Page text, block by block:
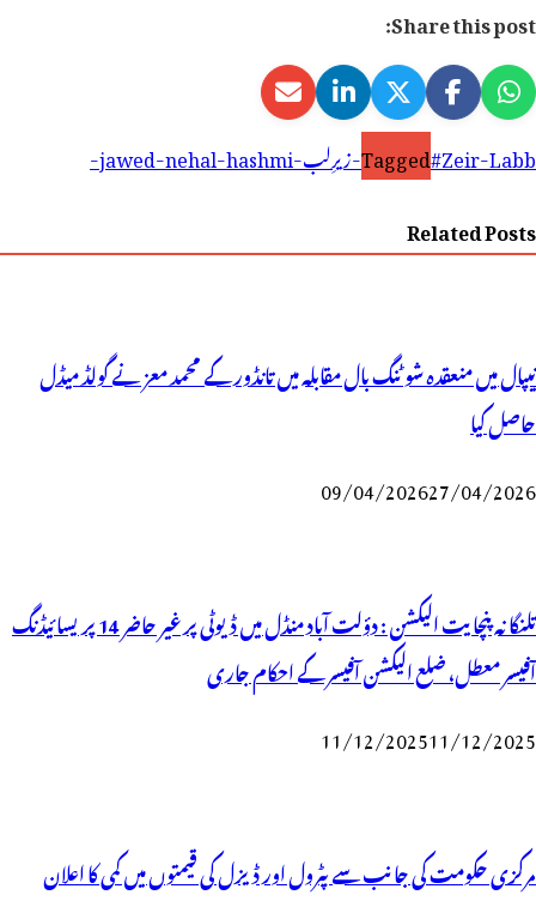
Share this post:
Tagged#Zeir-Labb-زیرِلب-jawed-nehal-hashmi-
Related Posts
نیپال میں منعقدہ شوٹنگ بال مقابلہ میں تانڈور کے محمد معز نے گولڈ میڈل
حاصل کیا
09/04/202627/04/2026
تلنگانہ پنچایت الیکشن : دؤلت آباد منڈل میں ڈیوٹی پر غیر حاضر 14 پریسائیڈنگ
آفیسر معطل، ضلع الیکشن آفیسر کے احکام جاری
11/12/202511/12/2025
مرکزی حکومت کی جانب سے پٹرول اور ڈیزل کی قیمتوں میں کمی کا اعلان